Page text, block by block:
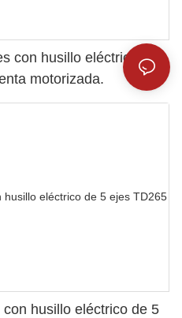
con husillo eléctrico
motorizada.
husillo eléctrico de 5